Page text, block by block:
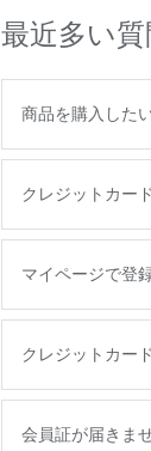
最近多い質
商品を購入した
クレジットカー
マイページで登
クレジットカー
会員証が届きませ